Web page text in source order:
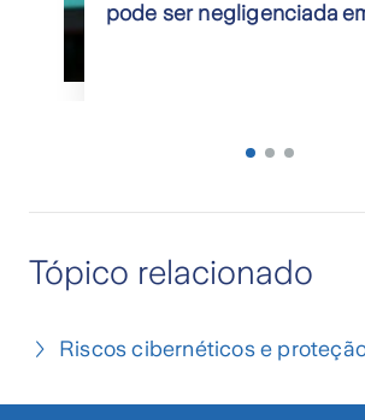
pode ser negligenciada
Tópico relacionado
Riscos cibernéticos e